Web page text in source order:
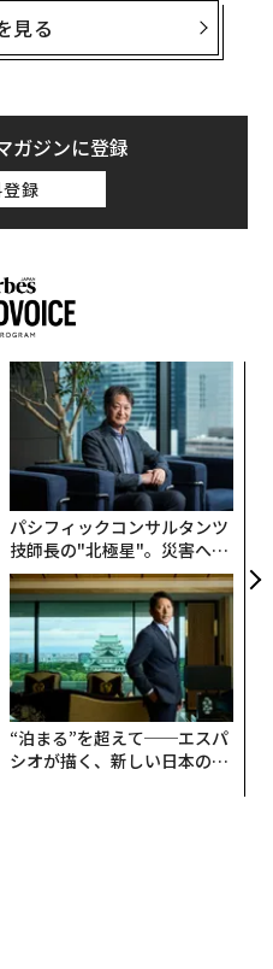
ランド──ファッション界を牽引す
RISING STAR AWARD 2026 観覧募
ップ
州バークレーに本拠を置
歓迎した。2月6日、1株18
（約1120億円）だった。
たちの歩みを確かなもの
ちの栄養を根本から改善
材に語った。
期していた。IPOに伴う株
310億円）弱を調達した。
％上昇し、21ドルをやや
見る
ガジンに登録
録
パシフィックコンサルタンツ
技師長の"北極星"。災害への
無力感を乗り越え見つけた、
防災一筋20年の答え
“泊まる”を超えて──エスパ
シオが描く、新しい日本のラ